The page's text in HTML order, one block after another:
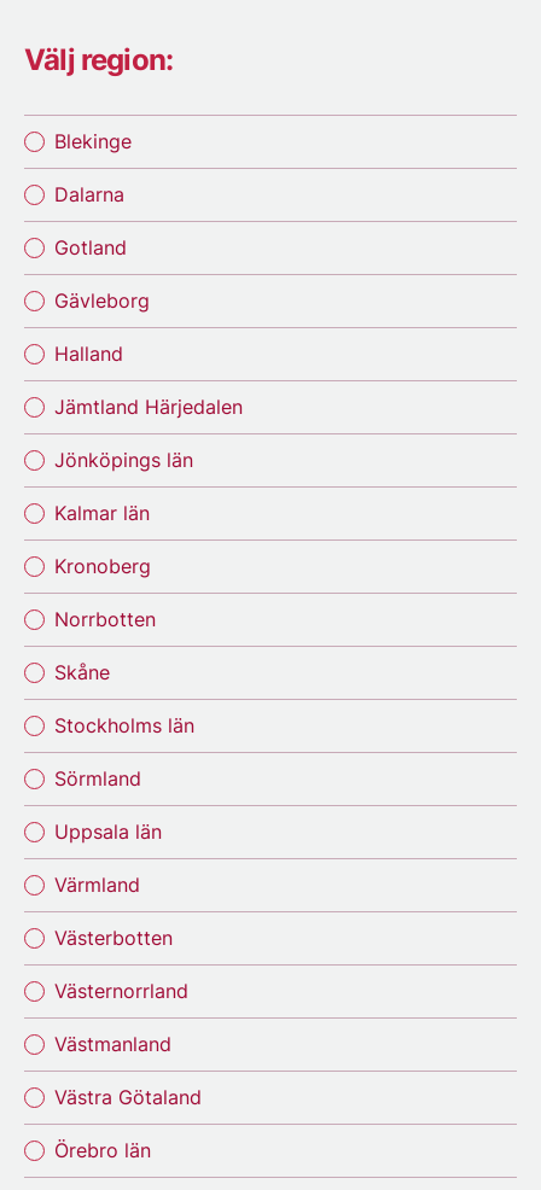
Välj region:
Blekinge
Dalarna
Gotland
Gävleborg
Halland
Jämtland Härjedalen
Jönköpings län
Kalmar län
Kronoberg
Norrbotten
Skåne
Stockholms län
Sörmland
Uppsala län
Värmland
Västerbotten
Västernorrland
Västmanland
Västra Götaland
Örebro län